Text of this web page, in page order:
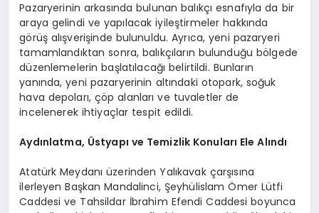
Pazaryerinin arkasında bulunan balıkçı esnafıyla da bir
araya gelindi ve yapılacak iyileştirmeler hakkında
görüş alışverişinde bulunuldu. Ayrıca, yeni pazaryeri
tamamlandıktan sonra, balıkçıların bulunduğu bölgede
düzenlemelerin başlatılacağı belirtildi. Bunların
yanında, yeni pazaryerinin altındaki otopark, soğuk
hava depoları, çöp alanları ve tuvaletler de
incelenerek ihtiyaçlar tespit edildi.
Aydınlatma, Üstyapı ve Temizlik Konuları Ele Alındı
Atatürk Meydanı üzerinden Yalıkavak çarşısına
ilerleyen Başkan Mandalinci, Şeyhülislam Ömer Lütfi
Caddesi ve Tahsildar İbrahim Efendi Caddesi boyunca